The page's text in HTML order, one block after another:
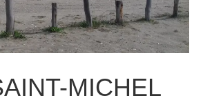
MICHEL